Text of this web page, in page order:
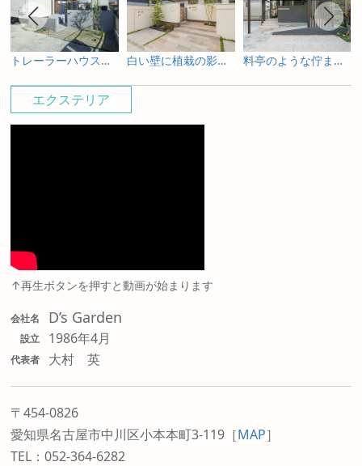
エクステリア
↑再生ボタンを押すと動画が始まります
会社名 D’s Garden
設立 1986年4月
代表者 大村 英
〒454-0826
愛知県名古屋市中川区小本本町3-119 ［MAP］
TEL：052-364-6282
トレーラーハウスの新築外構とガーデンデザイン 白い壁に植栽の影が揺れる新築外構 料亭のような佇まいを照明で包み込む新築外構